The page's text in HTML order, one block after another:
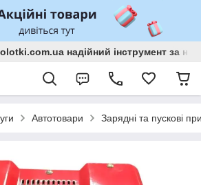
надійний інструмент за
Автотовари Зарядні та пускові